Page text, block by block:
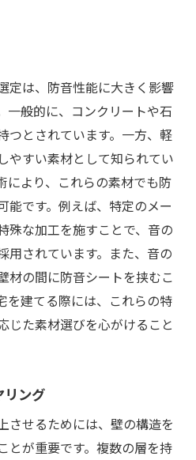
定は、防音性能に大きく影響
一般的に、コンクリートや石
つとされています。一方、軽
やすい素材として知られてい
により、これらの素材でも防
能です。例えば、特定のメー
殊な加工を施すことで、音の
用されています。また、音の
材の間に防音シートを挟むこ
を建てる際には、これらの特
じた素材選びを心がけること
リング
させるためには、壁の構造を
とが重要です。複数の層を持